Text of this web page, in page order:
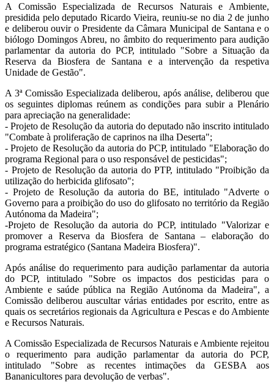
A Comissão Especializada de Recursos Naturais e Ambiente,
presidida pelo deputado Ricardo Vieira, reuniu-se no dia 2 de junho
e deliberou ouvir o Presidente da Câmara Municipal de Santana e o
biólogo Domingos Abreu, no âmbito do requerimento para audição
parlamentar da autoria do PCP, intitulado "Sobre a Situação da
Reserva da Biosfera de Santana e a intervenção da respetiva
Unidade de Gestão".
A 3ª Comissão Especializada deliberou, após análise, deliberou que
os seguintes diplomas reúnem as condições para subir a Plenário
para apreciação na generalidade:
- Projeto de Resolução da autoria do deputado não inscrito intitulado
"Combate à proliferação de caprinos na ilha Deserta";
- Projeto de Resolução da autoria do PCP, intitulado "Elaboração do
programa Regional para o uso responsável de pesticidas";
- Projeto de Resolução da autoria do PTP, intitulado "Proibição da
utilização do herbicida glifosato";
- Projeto de Resolução da autoria do BE, intitulado "Adverte o
Governo para a proibição do uso do glifosato no território da Região
Autónoma da Madeira";
-Projeto de Resolução da autoria do PCP, intitulado "Valorizar e
promover a Reserva da Biosfera de Santana – elaboração do
programa estratégico (Santana Madeira Biosfera)".
Após análise do requerimento para audição parlamentar da autoria
do PCP, intitulado "Sobre os impactos dos pesticidas para o
Ambiente e saúde pública na Região Autónoma da Madeira", a
Comissão deliberou auscultar várias entidades por escrito, entre as
quais os secretários regionais da Agricultura e Pescas e do Ambiente
e Recursos Naturais.
A Comissão Especializada de Recursos Naturais e Ambiente rejeitou
o requerimento para audição parlamentar da autoria do PCP,
intitulado "Sobre as recentes intimações da GESBA aos
Bananicultores para devolução de verbas".